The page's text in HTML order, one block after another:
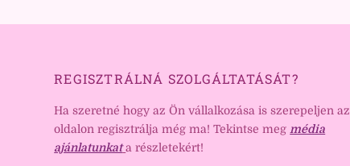
REGISZTRÁLNÁ SZOLGÁLTATÁSÁT?
Ha szeretné hogy az Ön vállalkozása is szerepeljen az
oldalon regisztrálja még ma! Tekintse meg média
ajánlatunkat a részletekért!